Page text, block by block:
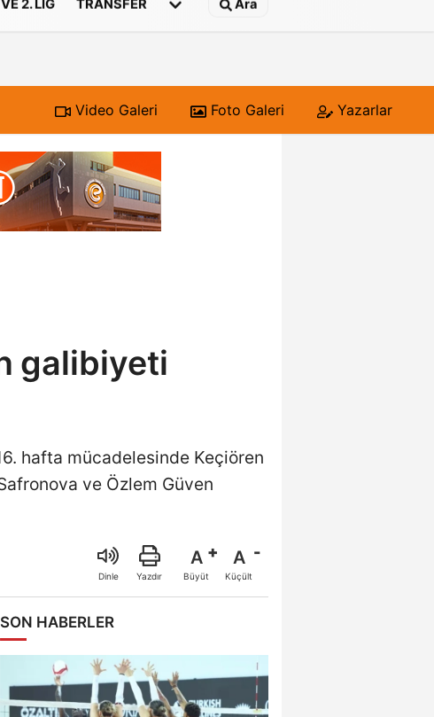
VE 2. LIG TRANSFER Ara
Video Galeri Foto Galeri Yazarlar
galibiyeti
hafta mücadelesinde Keçiören
ve Özlem Güven
Dinle Yazdır
A
Büyüt
A
Küçült
SON HABERLER